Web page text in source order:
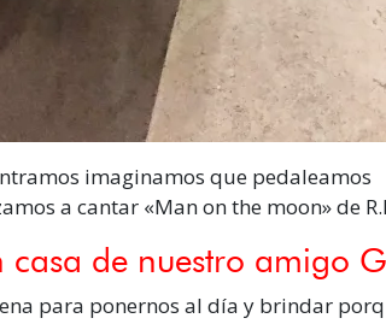
imaginamos que pedaleamos
a cantar «Man on the moon» de
casa de nuestro amigo
para ponernos al día y brindar